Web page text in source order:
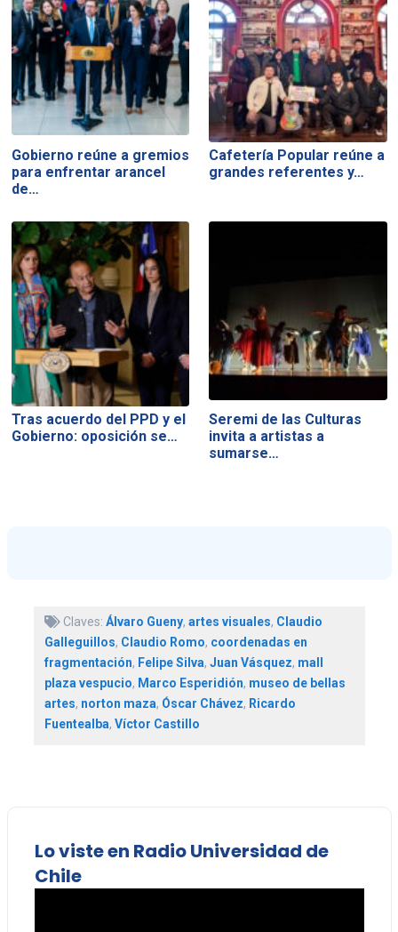
Gobierno reúne a gremios
para enfrentar arancel
de…
Cafetería Popular reúne a
grandes referentes y…
Tras acuerdo del PPD y el
Gobierno: oposición se…
Seremi de las Culturas
invita a artistas a
sumarse…
Claves: Álvaro Gueny, artes visuales, Claudio
Galleguillos, Claudio Romo, coordenadas en
fragmentación, Felipe Silva, Juan Vásquez, mall
plaza vespucio, Marco Esperidión, museo de bellas
artes, norton maza, Óscar Chávez, Ricardo
Fuentealba, Víctor Castillo
Lo viste en Radio Universidad de
Chile